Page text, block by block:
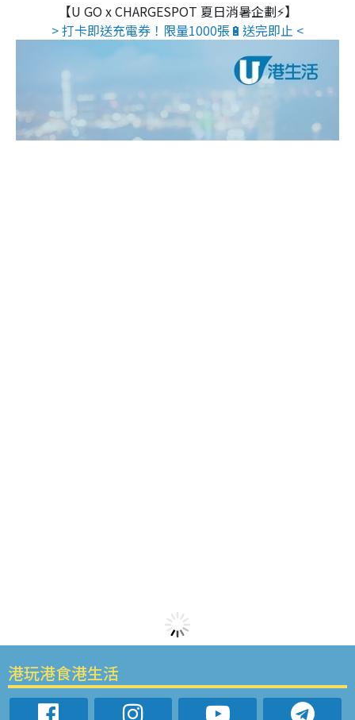
【U GO x CHARGESPOT 夏日消暑企劃⚡】
> 打卡即送充電券！限量1000張🔋送完即止 <
港玩港食港生活